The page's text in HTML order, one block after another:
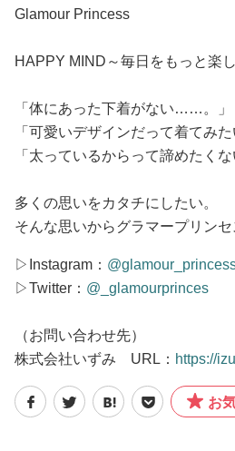
Glamour Princess
HAPPY MIND～毎日をもっと楽
「体にあった下着がない……。」
「可愛いデザインだって着てみ
「太っているからって諦めたく
多くの思いをカタチにしたい。
そんな思いからグラマープリンセ
▷Instagram：
▷Twitter： @_glamourprinces
（お問い合わせ先）
株式会社いずみ URL： https://
お